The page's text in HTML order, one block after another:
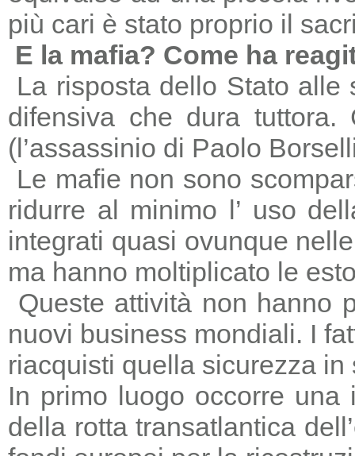
più cari è stato proprio il
E la mafia? Come ha
La risposta dello Stato alle
difensiva che dura
(l’assassinio di Paolo
Le mafie non sono
ridurre al minimo l’ uso
integrati quasi ovunque
ma hanno moltiplicato le
Queste attività non hanno
nuovi business mondiali. I
riacquisti quella sicurezza
In primo luogo occorre
della rotta transatlantica